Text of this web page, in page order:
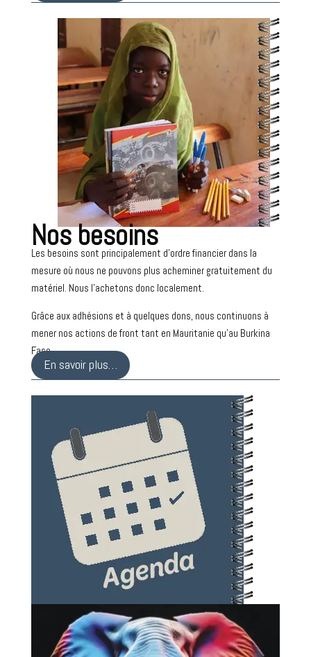
Nos besoins
Les besoins sont principalement d’ordre financier dans la
mesure où nous ne pouvons plus acheminer gratuitement du
matériel. Nous l’achetons donc localement.
Grâce aux adhésions et à quelques dons, nous continuons à
mener nos actions de front tant en Mauritanie qu’au Burkina
Faso.
En savoir plus…